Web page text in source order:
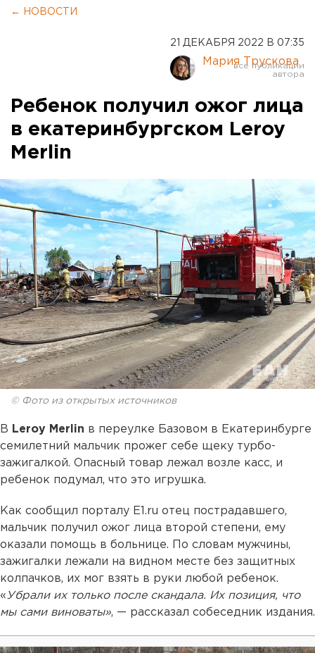
← НОВОСТИ
21 ДЕКАБРЯ 2022 В 07:35
Мария Трускова
Ребенок получил ожог лица
в екатеринбургском Leroy
Merlin
© Фото из открытых источников
В Leroy Merlin в переулке Базовом в Екатеринбурге
семилетний мальчик прожег себе щеку турбо-
зажигалкой. Опасный товар лежал возле касс, и
ребенок подумал, что это игрушка.
Как сообщил порталу Е1.ru отец пострадавшего,
мальчик получил ожог лица второй степени, ему
оказали помощь в больнице. По словам мужчины,
зажигалки лежали на видном месте без защитных
колпачков, их мог взять в руки любой ребенок.
«Убрали их только после скандала. Их позиция, что
мы сами виноваты», — рассказал собеседник издания.